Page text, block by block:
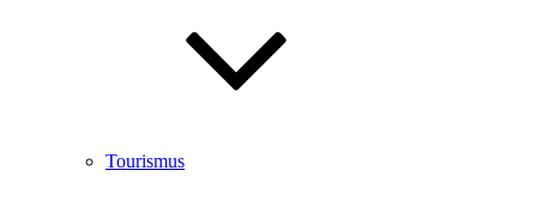
Tourismus